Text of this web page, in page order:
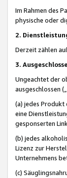
Im Rahmen des
physische oder
2.
Derzeit zählen
3.
Ungeachtet der
ausgeschlossen
(a) jedes
eine
gesponserten
(b) jedes
Lizenz zur
Unternehmens
(c)